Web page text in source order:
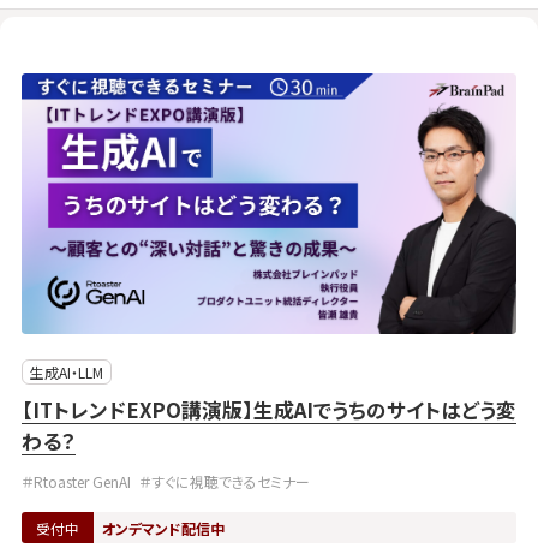
生成AI・LLM
【ITトレンドEXPO講演版】生成AIでうちのサイトはどう変
わる？
＃Rtoaster GenAI ＃すぐに視聴できるセミナー
受付中 オンデマンド配信中